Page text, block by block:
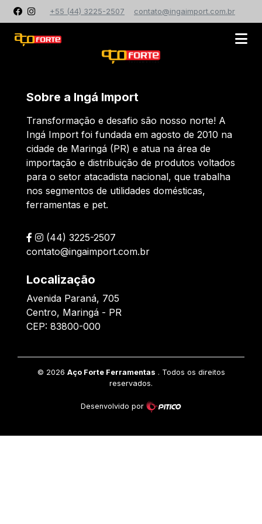
+55 (44) 3225-2507 contato@ingaimport.com.br
Sobre a Ingá Import
Transformação e desafio são nosso norte! A
Ingá Import foi fundada em agosto de 2010 na
cidade de Maringá (PR) e atua na área de
importação e distribuição de produtos voltados
para o setor atacadista nacional, que trabalha
nos segmentos de utilidades domésticas,
ferramentas e pet.
(44) 3225-2507
contato@ingaimport.com.br
Localização
Avenida Paraná, 705
Centro, Maringá - PR
CEP: 83800-000
© 2026 Aço Forte Ferramentas . Todos os direitos
reservados.
Desenvolvido por